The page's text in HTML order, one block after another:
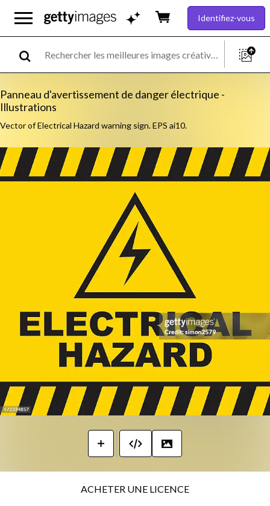
Identifiez-vous
Panneau d'avertissement de danger électrique -
Illustrations
Vector of Electrical Hazard warning sign. EPS ai10.
ACHETER UNE LICENCE